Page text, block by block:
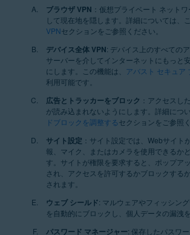
ブラウザ VPN ：仮想プライベート ネット
して現在地を隠します。詳細については、
VPNセクションをご参照ください。
デバイス全体 VPN: デバイス上のすべての
サーバーを介してインターネットにもっと
にします。この機能は、 アバスト セキュア
利用可能です。
広告とトラッカーをブロック ：アクセスし
が読み込まれないようにします。詳細につ
ドブロックを調整するセクションをご参照く
サイト設定 ：サイト設定では、Webサイト
報、マイク、またはカメラを使用できるか
す。サイトが権限を要求すると、ポップア
され、アクセスを許可するかブロックする
されます。
ウェブ シールド: マルウェアやフィッシン
を自動的にブロックし、個人データの漏洩を
パスワード マネージャー: 保存したパスワ